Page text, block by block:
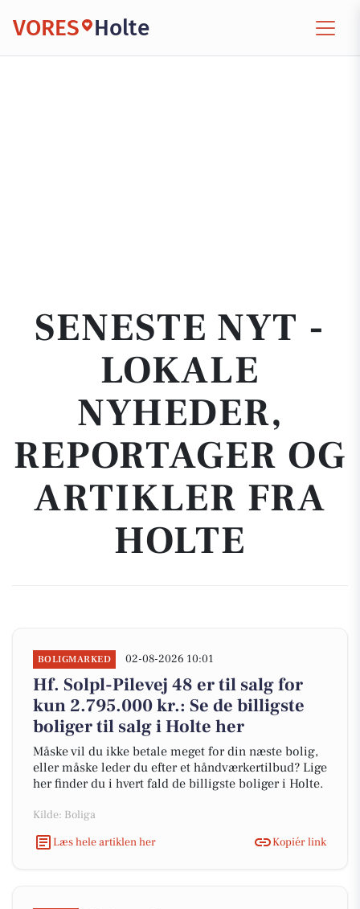
VORES Holte
SENESTE NYT -
LOKALE
NYHEDER,
REPORTAGER OG
ARTIKLER FRA
HOLTE
BOLIGMARKED 02-08-2026 10:01
Hf. Solpl-Pilevej 48 er til salg for
kun 2.795.000 kr.: Se de billigste
boliger til salg i Holte her
Måske vil du ikke betale meget for din næste bolig,
eller måske leder du efter et håndværkertilbud? Lige
her finder du i hvert fald de billigste boliger i Holte.
Kilde: Boliga
Læs hele artiklen her
Kopiér link